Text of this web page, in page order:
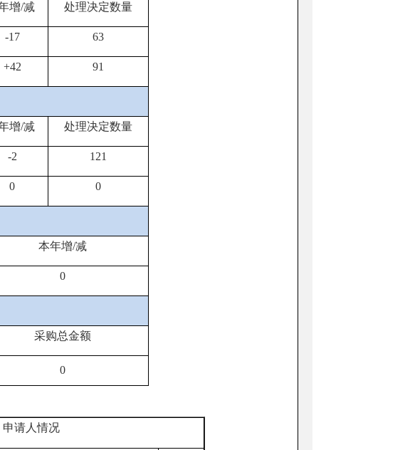
增/减 处理决定数量
-17 63
+42 91
增/减 处理决定数量
-2 121
0 0
本年增/减
0
采购总金额
0
申请人情况